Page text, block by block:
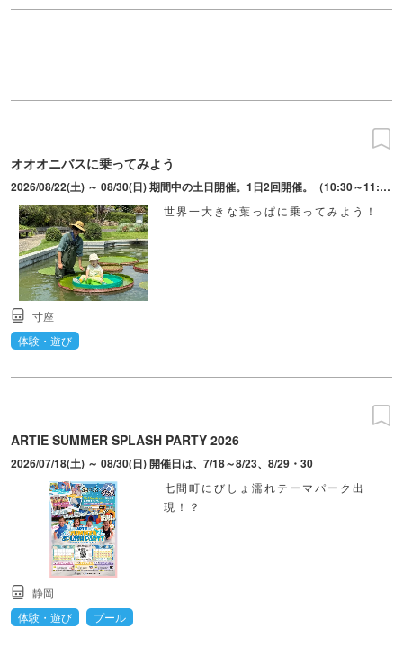
オオオニバスに乗ってみよう
2026/08/22(土) ～ 08/30(日) 期間中の土日開催。1日2回開催。（10:30～11:30、13:00～14:00）
世界一大きな葉っぱに乗ってみよう！
寸座
体験・遊び
ARTIE SUMMER SPLASH PARTY 2026
2026/07/18(土) ～ 08/30(日) 開催日は、7/18～8/23、8/29・30
七間町にびしょ濡れテーマパーク出
現！？
静岡
体験・遊び
プール